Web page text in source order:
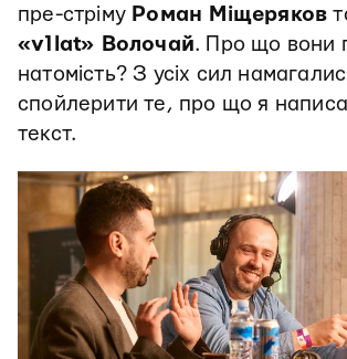
пре-стріму Роман Міщеряков
«v1lat» Волочай. Про що вони
натомість? З усіх сил
спойлерити те, про що я
текст.